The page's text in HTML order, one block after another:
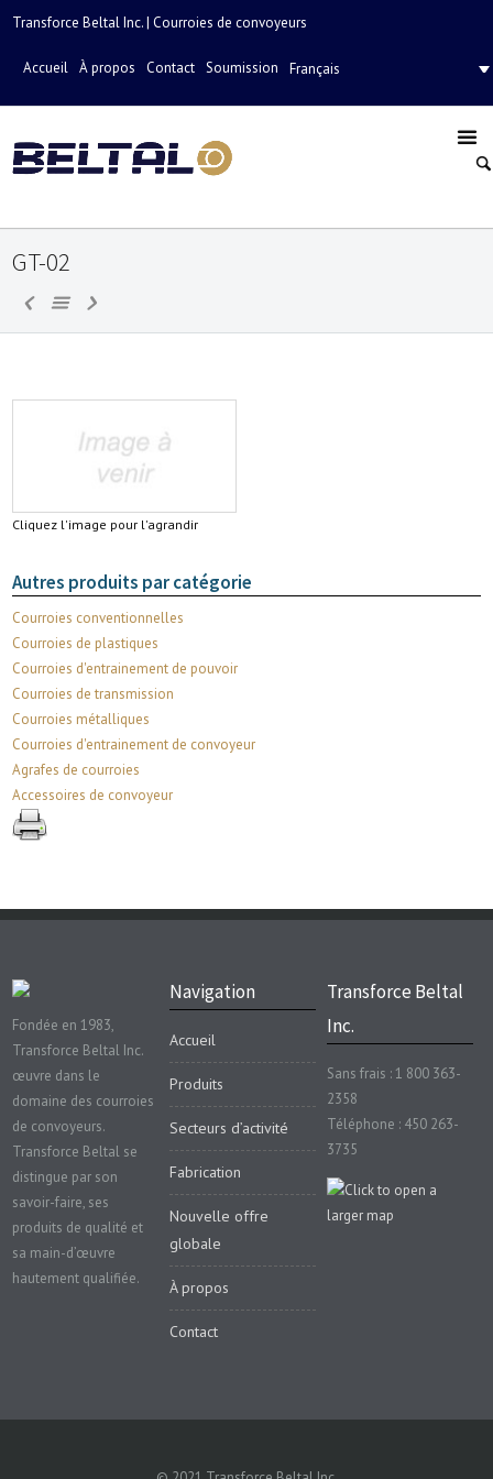
Transforce Beltal Inc. | Courroies de convoyeurs
Accueil À propos Contact Soumission Français
GT-02
Cliquez l'image pour l'agrandir
Autres produits par catégorie
Courroies conventionnelles
Courroies de plastiques
Courroies d'entrainement de pouvoir
Courroies de transmission
Courroies métalliques
Courroies d'entrainement de convoyeur
Agrafes de courroies
Accessoires de convoyeur
Fondée en 1983,
Transforce Beltal Inc.
œuvre dans le
domaine des courroies
de convoyeurs.
Transforce Beltal se
distingue par son
savoir-faire, ses
produits de qualité et
sa main-d’œuvre
hautement qualifiée.
Navigation
Accueil
Produits
Secteurs d’activité
Fabrication
Nouvelle offre
globale
À propos
Contact
Transforce Beltal
Inc.
Sans frais : 1 800 363-
2358
Téléphone : 450 263-
3735